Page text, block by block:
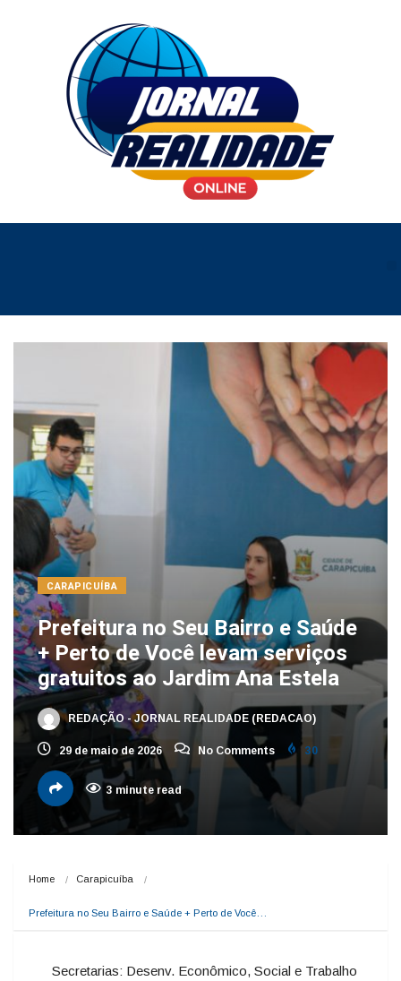
CARAPICUÍBA
Prefeitura no Seu Bairro e Saúde
+ Perto de Você levam serviços
gratuitos ao Jardim Ana Estela
REDAÇÃO - JORNAL REALIDADE (REDACAO)
29 de maio de 2026 No Comments 30
3 minute read
Home Carapicuíba
Prefeitura no Seu Bairro e Saúde + Perto de Você…
Secretarias: Desenv. Econômico, Social e Trabalho